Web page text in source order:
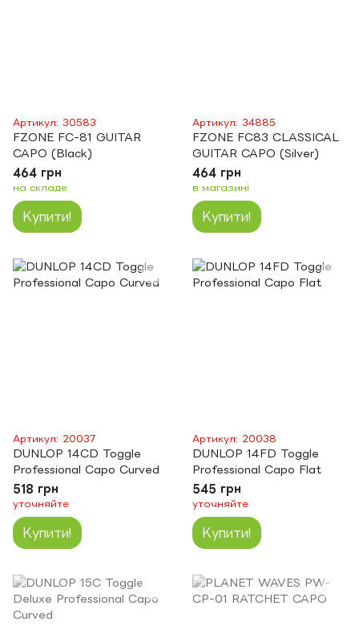
Артикул: 30583
FZONE FC-81 GUITAR
CAPO (Black)
464 грн
на складе
Купити!
Артикул: 34885
FZONE FC83 CLASSICAL
GUITAR CAPO (Silver)
464 грн
в магазині
Купити!
Артикул: 20037
DUNLOP 14CD Toggle
Professional Capo Curved
518 грн
уточняйте
Купити!
Артикул: 20038
DUNLOP 14FD Toggle
Professional Capo Flat
545 грн
уточняйте
Купити!